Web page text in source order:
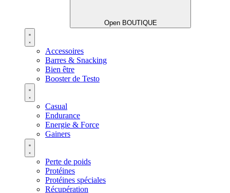
Open BOUTIQUE
Accessoires
Barres & Snacking
Bien être
Booster de Testo
Casual
Endurance
Energie & Force
Gainers
Perte de poids
Protéines
Protéines spéciales
Récupération